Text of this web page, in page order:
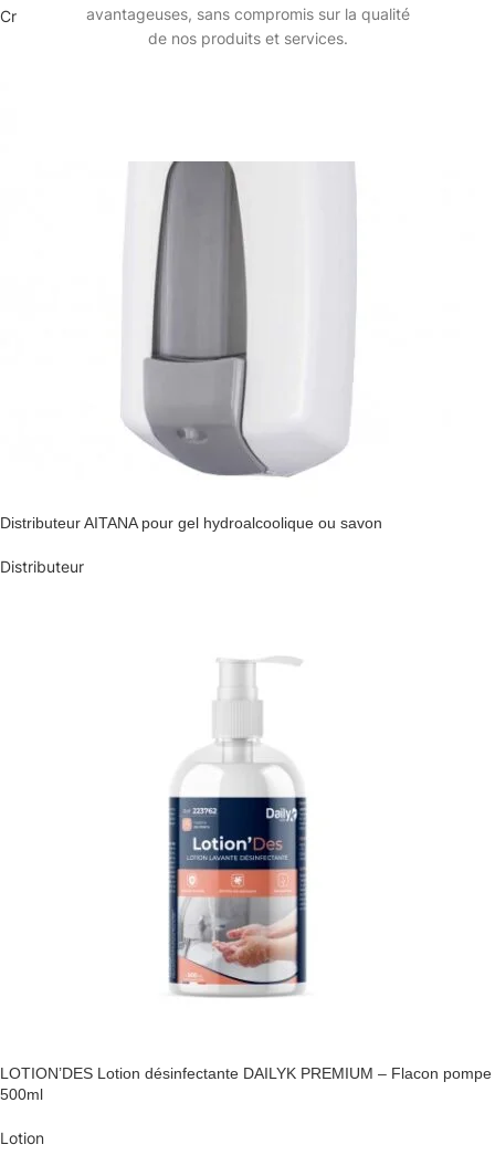
avantageuses, sans compromis sur la qualité
de nos produits et services.
Crème
Distributeur AITANA pour gel hydroalcoolique ou savon
Distributeur
LOTION’DES Lotion désinfectante DAILYK PREMIUM – Flacon pompe
500ml
Lotion